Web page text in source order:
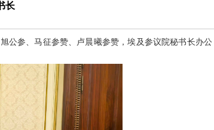
长
公参、马征参赞、卢晨曦参赞，埃及参议院秘书长办公